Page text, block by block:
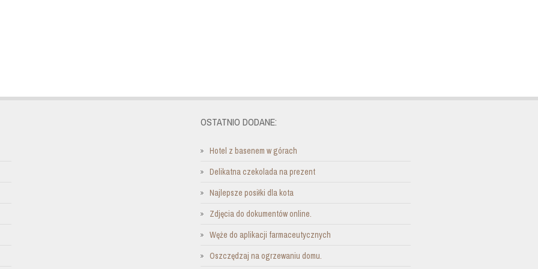
OSTATNIO DODANE:
Hotel z basenem w górach
Delikatna czekolada na prezent
Najlepsze posiłki dla kota
Zdjęcia do dokumentów online.
Węże do aplikacji farmaceutycznych
Oszczędzaj na ogrzewaniu domu.